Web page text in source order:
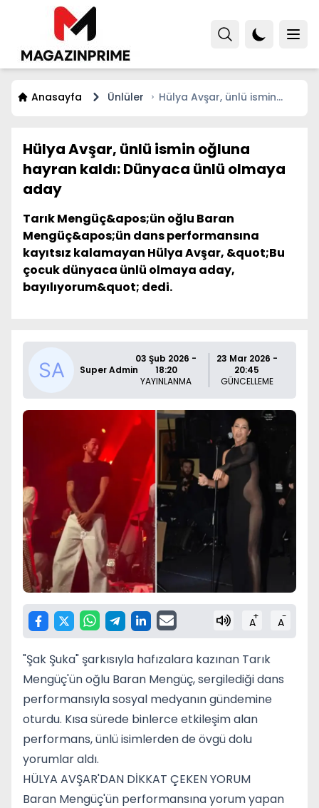
Anasayfa Ünlüler
Hülya Avşar, ünlü ismin
aday
Hülya Avşar, ünlü ismin oğluna
hayran kaldı: Dünyaca ünlü olmaya
aday
Tarık Mengüç&apos;ün oğlu Baran
Mengüç&apos;ün dans performansına
kayıtsız kalamayan Hülya Avşar, &quot;Bu
çocuk dünyaca ünlü olmaya aday,
bayılıyorum&quot; dedi.
Super Admin
03 Şub 2026 -
18:20
YAYINLANMA
23 Mar 2026 -
20:45
GÜNCELLEME
A+ A-
"Şak Şuka" şarkısıyla hafızalara kazınan Tarık
Mengüç'ün oğlu Baran Mengüç, sergilediği dans
performansıyla sosyal medyanın gündemine
oturdu. Kısa sürede binlerce etkileşim alan
performans, ünlü isimlerden de övgü dolu
yorumlar aldı.
HÜLYA AVŞAR'DAN DİKKAT ÇEKEN YORUM
Baran Mengüç'ün performansına yorum yapan